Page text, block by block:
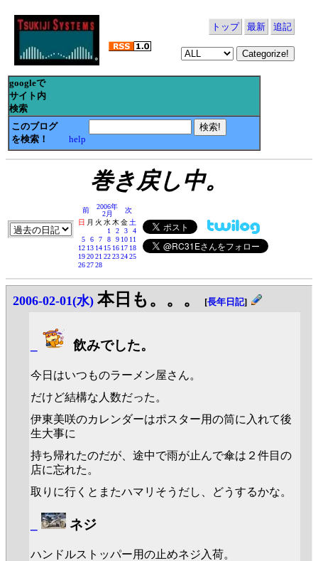
トップ 最新 追記
googleで
サイト内
検索
このブログ
を検索！
help
巻き戻し中。
前
2006年
2月
次
日 月 火 水木金土
1
2 3
4
5
6 7 8 9 10 11
12 13 14 15 16 17 18
19202122232425
262728
2006-02-01(水) 本日も。。。 [長年日記]
飲みでした。
今日はいつものラーメン屋さん。
だけど結構な人数だった。
伊東美咲のカレンダーはポスター用の筒に入れて後
生大事に
持ち帰れたのだが、途中で雨が止んで傘は２件目の
店に忘れた。
取りに行くとまたハマリそうだし、どうするかな。
ネジ
ハンドルストッパー用の止めネジ入荷。